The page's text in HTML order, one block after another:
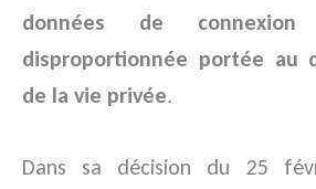
données de
disproportionnée portée au
de la vie privée.
Dans sa décision du 25